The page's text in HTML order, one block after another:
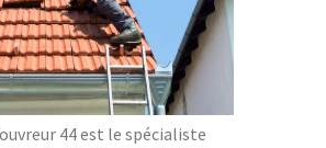
44 est le spécialiste